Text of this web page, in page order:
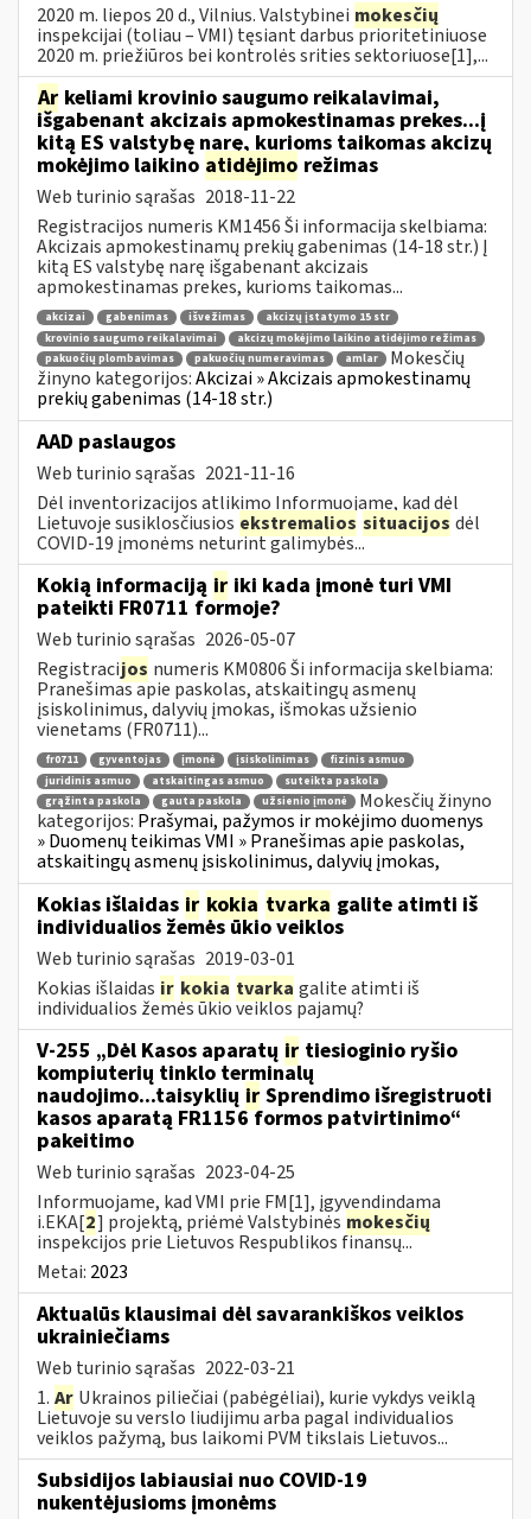
2020 m. liepos 20 d., Vilnius. Valstybinei mokesčių
inspekcijai (toliau – VMI) tęsiant darbus prioritetiniuose
2020 m. priežiūros bei kontrolės srities sektoriuose[1],...
Ar keliami krovinio saugumo reikalavimai,
išgabenant akcizais apmokestinamas prekes...į
kitą ES valstybę narę, kurioms taikomas akcizų
mokėjimo laikino atidėjimo režimas
Web turinio sąrašas 2018-11-22
Registracijos numeris KM1456 Ši informacija skelbiama:
Akcizais apmokestinamų prekių gabenimas (14-18 str.) Į
kitą ES valstybę narę išgabenant akcizais
apmokestinamas prekes, kurioms taikomas...
akcizai gabenimas išvežimas
akcizų įstatymo 15 str
krovinio saugumo reikalavimai
akcizų mokėjimo laikino atidėjimo režimas
pakuočių plombavimas
pakuočių numeravimas amlar
Mokesčių
žinyno kategorijos:Akcizai » Akcizais apmokestinamų
prekių gabenimas (14-18 str.)
AAD paslaugos
Web turinio sąrašas 2021-11-16
Dėl inventorizacijos atlikimo Informuojame, kad dėl
Lietuvoje susiklosčiusios ekstremalios situacijos dėl
COVID-19 įmonėms neturint galimybės...
Kokią informaciją ir iki kada įmonė turi VMI
pateikti FR0711 formoje?
Web turinio sąrašas 2026-05-07
Registracijos numeris KM0806 Ši informacija skelbiama:
Pranešimas apie paskolas, atskaitingų asmenų
įsiskolinimus, dalyvių įmokas, išmokas užsienio
vienetams (FR0711)...
fr0711 gyventojas įmonė įsiskolinimas
fizinis asmuo
juridinis asmuo
atskaitingas asmuo
suteikta paskola
grąžinta paskola
gauta paskola užsienio įmonė
Mokesčių žinyno
kategorijos: Prašymai, pažymos ir mokėjimo duomenys
» Duomenų teikimas VMI » Pranešimas apie paskolas,
atskaitingų asmenų įsiskolinimus, dalyvių įmokas,
Kokias išlaidas ir kokia tvarka galite atimti iš
individualios žemės ūkio veiklos
Web turinio sąrašas 2019-03-01
Kokias išlaidas ir kokia tvarka galite atimti iš
individualios žemės ūkio veiklos pajamų?
V-255 „Dėl Kasos aparatų ir tiesioginio ryšio
kompiuterių tinklo terminalų
naudojimo...taisyklių ir Sprendimo išregistruoti
kasos aparatą FR1156 formos patvirtinimo“
pakeitimo
Web turinio sąrašas 2023-04-25
Informuojame, kad VMI prie FM[1], įgyvendindama
i.EKA[2] projektą, priėmė Valstybinės mokesčių
inspekcijos prie Lietuvos Respublikos finansų...
Metai: 2023
Aktualūs klausimai dėl savarankiškos veiklos
ukrainiečiams
Web turinio sąrašas 2022-03-21
1. Ar Ukrainos piliečiai (pabėgėliai), kurie vykdys veiklą
Lietuvoje su verslo liudijimu arba pagal individualios
veiklos pažymą, bus laikomi PVM tikslais Lietuvos...
Subsidijos labiausiai nuo COVID-19
nukentėjusioms įmonėms